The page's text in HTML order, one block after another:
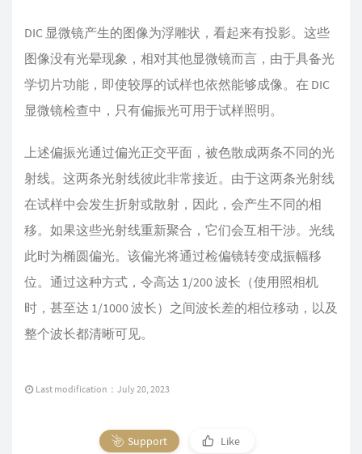
DIC 显微镜产生的图像为浮雕状，看起来有投影。这些
图像没有光晕现象，相对其他显微镜而言，由于具备光
学切片功能，即使较厚的试样也依然能够成像。在 DIC
显微镜检查中，只有偏振光可用于试样照明。
上述偏振光通过偏光正交平面，被色散成两条不同的光
射线。这两条光射线彼此非常接近。由于这两条光射线
在试样中会发生折射或散射，因此，会产生不同的相
移。如果这些光射线重新聚合，它们会互相干涉。光线
此时为椭圆偏光。该偏光将通过检偏镜转变成振幅移
位。通过这种方式，令高达 1/200 波长（使用照相机
时，甚至达 1/1000 波长）之间波长差的相位移动，以及
整个波长都清晰可见。
Last modification：July 20, 2023
Support Like